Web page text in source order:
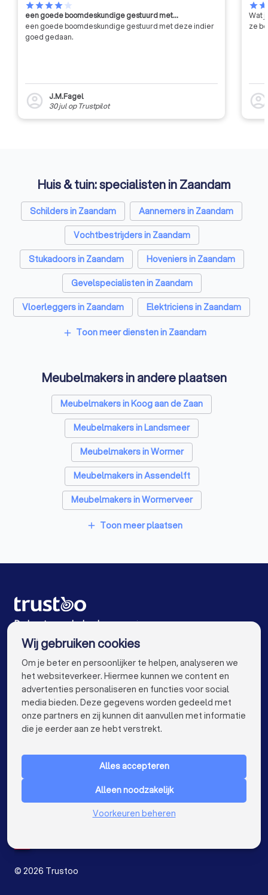
starstarstarstarstar
een goede boomdeskundige gestuurd met…
een goede boomdeskundige gestuurd met deze indier
goed gedaan.
account_circle
J.M.Fagel
30 julop Trustpilot
starstar
Wat
ze
account_circle
Huis & tuin: specialisten in Zaandam
Schilders in Zaandam
Aannemers in Zaandam
Vochtbestrijders in Zaandam
Stukadoors in Zaandam
Hoveniers in Zaandam
Gevelspecialisten in Zaandam
Vloerleggers in Zaandam
Elektriciens in Zaandam
Isolatiebedrijven in Zaandam
Architecten in Zaandam
Zonwering specialisten in Zaandam
Badkamer installateurs in Zaandam
Traprenovatie bedrijven in Zaandam
Schoorsteenvegers in Zaandam
Hekwerkspecialisten in Zaandam
Interieurstylisten in Zaandam
add Toon meer diensten in Zaandam
Meubelmakers in andere plaatsen
Meubelmakers in Koog aan de Zaan
Meubelmakers in Landsmeer
Meubelmakers in Wormer
Meubelmakers in Assendelft
Meubelmakers in Wormerveer
Meubelmakers in Krommenie
Meubelmakers in Badhoevedorp
Meubelmakers in Rotterdam
Meubelmakers in Den Haag
Meubelmakers in Utrecht
Meubelmakers in Eindhoven
Meubelmakers in Groningen
Meubelmakers in Almere
Meubelmakers in Breda
Meubelmakers in Nijmegen
add Toon meer plaatsen
De beste meubelmakers voor jou
VOOR PARTICULIEREN keyboard_arrow_down
Nederland
© 2026 Trustoo
Wij gebruiken cookies
Om je beter en persoonlijker te helpen, analyseren we
het websiteverkeer. Hiermee kunnen we content en
advertenties personaliseren en functies voor social
media bieden. Deze gegevens worden gedeeld met
onze partners en zij kunnen dit aanvullen met informatie
die je eerder aan ze hebt verstrekt.
Alles accepteren
Alleen noodzakelijk
Voorkeuren beheren